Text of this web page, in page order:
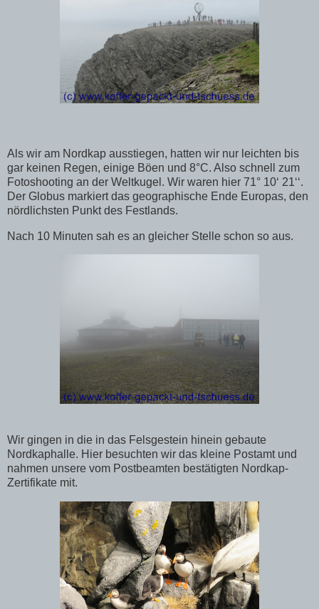
Als wir am Nordkap ausstiegen, hatten wir nur leichten bis
gar keinen Regen, einige Böen und 8°C. Also schnell zum
Fotoshooting an der Weltkugel. Wir waren hier 71° 10‘ 21‘‘.
Der Globus markiert das geographische Ende Europas, den
nördlichsten Punkt des Festlands.
Nach 10 Minuten sah es an gleicher Stelle schon so aus.
Wir gingen in die in das Felsgestein hinein gebaute
Nordkaphalle. Hier besuchten wir das kleine Postamt und
nahmen unsere vom Postbeamten bestätigten Nordkap-
Zertifikate mit.